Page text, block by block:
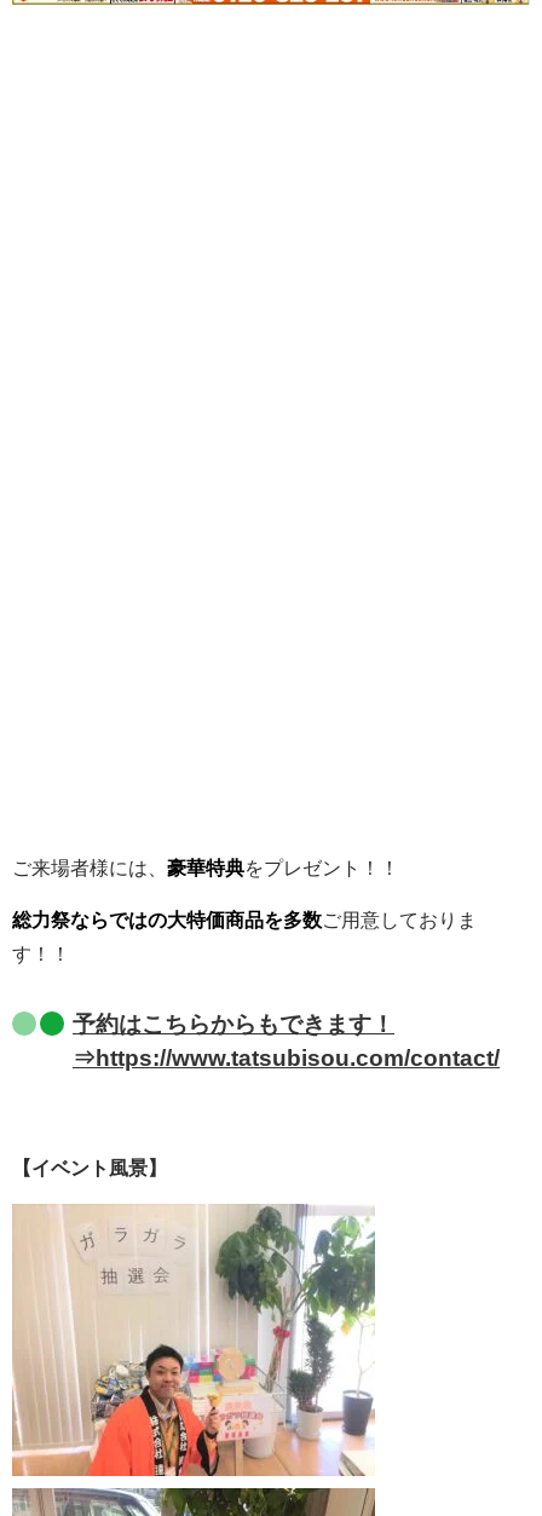
ご来場者様には、 豪華特典をプレゼント！！
総力祭ならではの大特価商品を多数ご用意しておりま
す！！
予約はこちらからもできます！
⇒https://www.tatsubisou.com/contact/
【イベント風景】